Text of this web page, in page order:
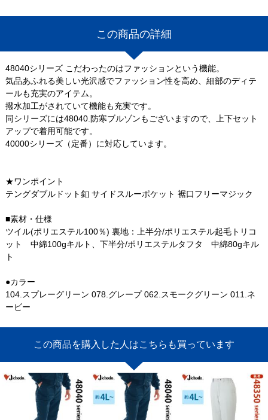
この商品の詳細
48040シリーズ こだわったのはファッションという機能。
気品あふれる美しい光沢感でファッション性を高め、細部のディテ
ールも充実のアイテム。
撥水加工がされていて機能も充実です。
同シリーズには48040.防寒ブルゾンもございますので、上下セット
アップで着用可能です。
40000シリーズ（定番）に対応しています。
★ワンポイント
テングダブルドット釦 サイドスルーポケット 裾口フリーマジック
■素材・仕様
ツイル(ポリエステル100％) 裏地：上半分/ポリエステル起毛トリコ
ット 中綿100gキルト、下半分/ポリエステルタフタ 中綿80gキル
ト
●カラー
104.スプレーグリーン 078.グレープ 062.スモークグリーン 011.ネ
ービー
この商品を購入した人はこちらも買っています